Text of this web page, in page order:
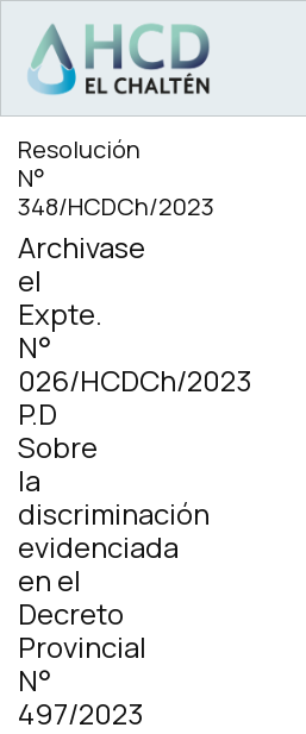
MAIN NAVIGATION
Resolución
N°
348/HCDCh/2023
Archivase
el
Expte.
N°
026/HCDCh/2023
P.D
Sobre
la
discriminación
evidenciada
en el
Decreto
Provincial
N°
497/2023